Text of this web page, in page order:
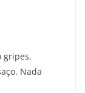
gripes,
Nada